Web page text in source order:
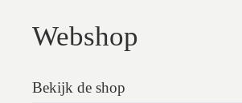
Webshop
Bekijk de shop